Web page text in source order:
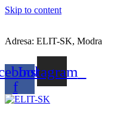
Skip to content
Adresa: ELIT-SK, Modra
f
Instagram